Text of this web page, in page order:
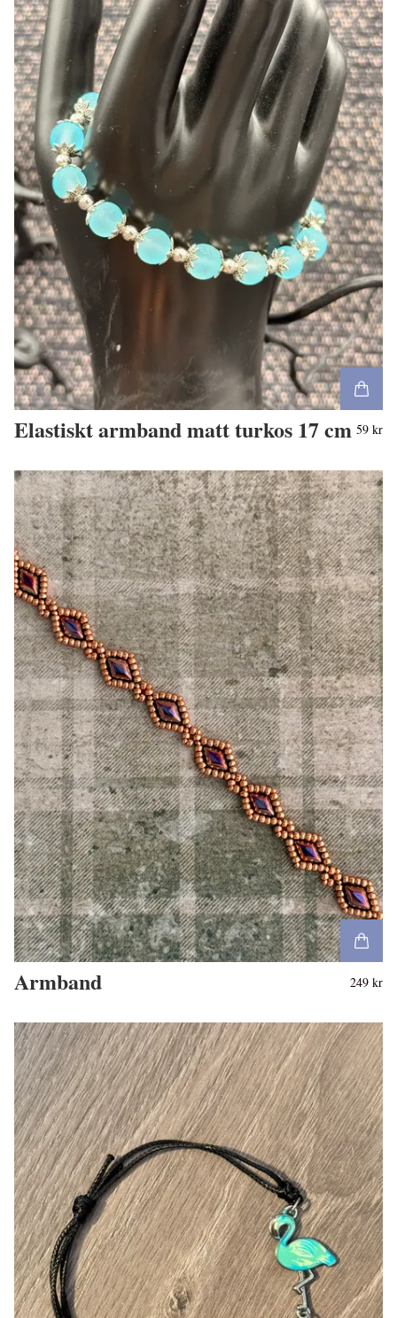
Elastiskt armband matt turkos 17 cm 59 kr
Armband 249 kr